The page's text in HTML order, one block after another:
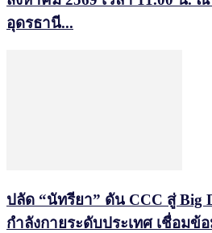
อุดรธานี...
ปลัด “นัทรียา” ดัน CCC สู่ Big
กำลังกายระดับประเทศ เชื่อมข้